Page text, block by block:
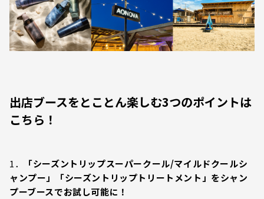
出店ブースをとことん楽しむ3つのポイントは
こちら！
1．
「シーズントリップスーパークール/マイルドクールシ
ャンプー」「シーズントリップトリートメント」をシャン
プーブースでお試し可能に！